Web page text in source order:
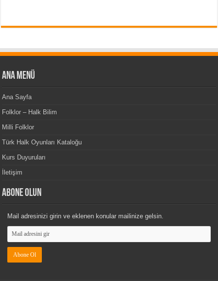
Ana Menü
Ana Sayfa
Folklor – Halk Bilim
Milli Folklor
Türk Halk Oyunları Kataloğu
Kurs Duyuruları
İletişim
Abone Olun
Mail adresinizi girin ve eklenen konular mailinize gelsin.